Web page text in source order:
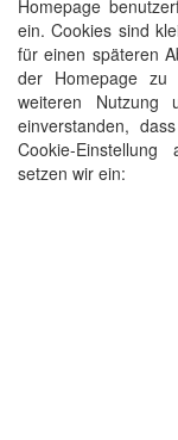
Homepage
ein. Cookies sind
für einen späteren
der Homepage zu
weiteren Nutzung
einverstanden,
Cookie-
setzen wir ein: